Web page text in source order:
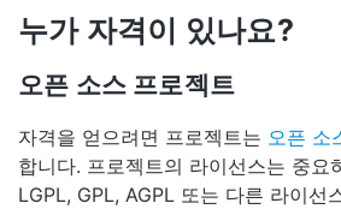
누가 자격이 있나요?
오픈 소스 프로젝트
자격을 얻으려면 프로젝트는 오픈 소
합니다. 프로젝트의 라이선스는 중요
LGPL, GPL, AGPL 또는 다른 라이선